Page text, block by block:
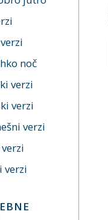
noč
verzi
verzi
verzi
verzi